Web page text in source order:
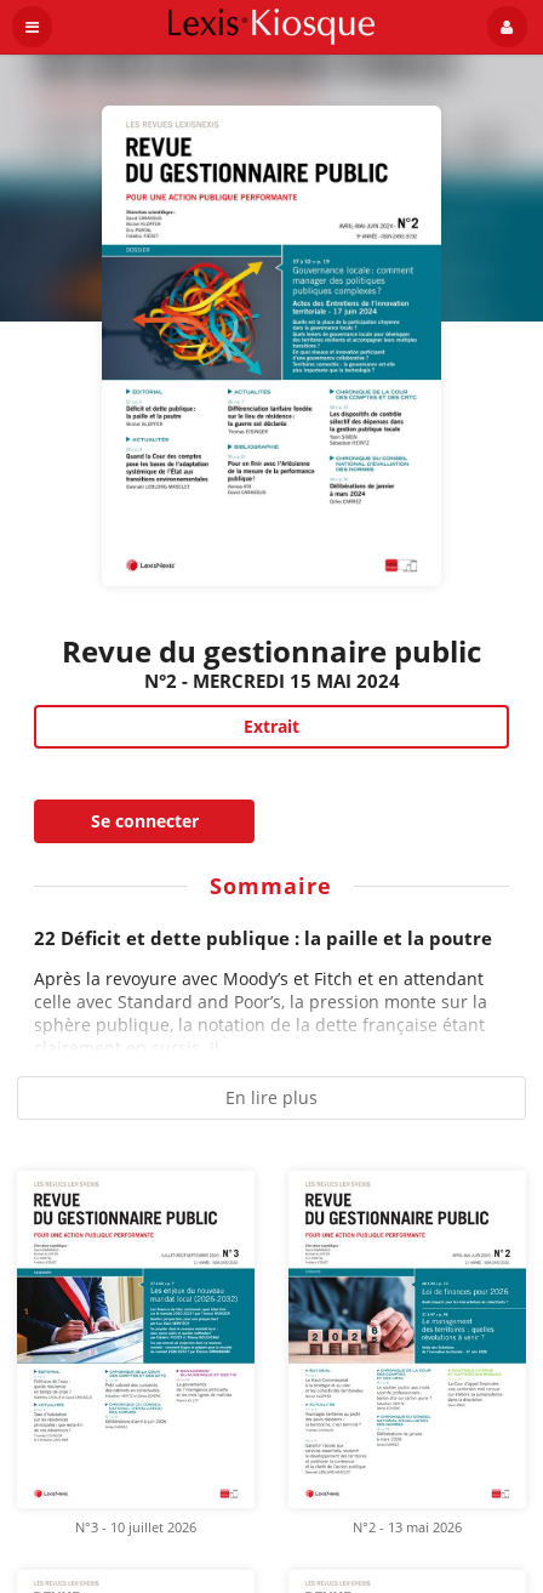
Revue du gestionnaire public
N°2 - MERCREDI 15 MAI 2024
Extrait
Se connecter
Sommaire
22 Déficit et dette publique : la paille et la poutre
Après la revoyure avec Moody’s et Fitch et en attendant
celle avec Standard and Poor’s, la pression monte sur la
sphère publique, la notation de la dette française étant
clairement en sursis. Il...
En lire plus
N°3 - 10 juillet 2026 N°2 - 13 mai 2026